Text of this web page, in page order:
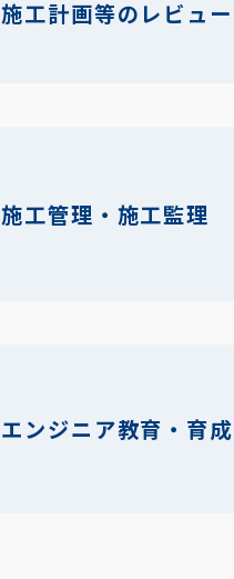
施工計画等のレビュー
施工管理・施工監理
エンジニア教育・育成